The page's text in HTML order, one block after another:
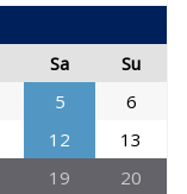
Sa
Su
5
6
12
13
19
20